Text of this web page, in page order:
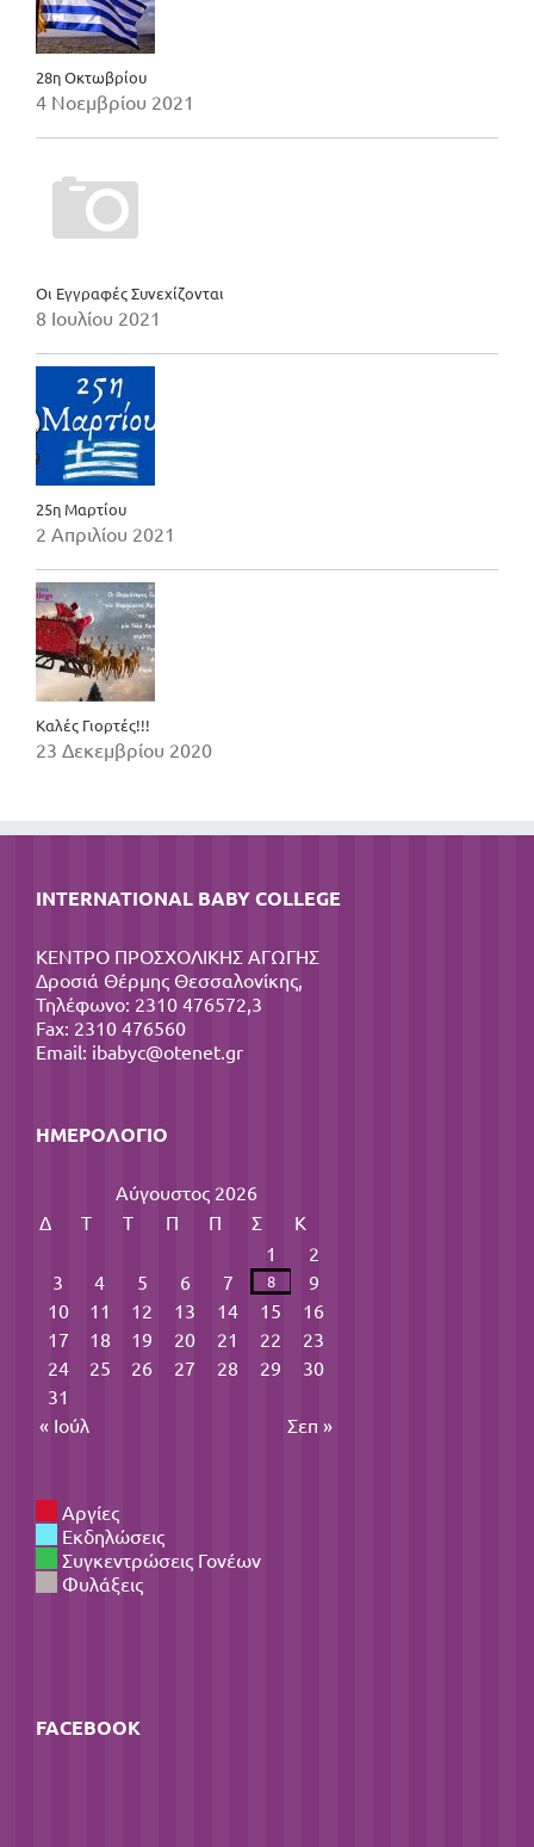
28η Οκτωβρίου
4 Νοεμβρίου 2021
Οι Εγγραφές Συνεχίζονται
8 Ιουλίου 2021
25η Μαρτίου
2 Απριλίου 2021
Καλές Γιορτές!!!
23 Δεκεμβρίου 2020
INTERNATIONAL BABY COLLEGE
ΚΕΝΤΡΟ ΠΡΟΣΧΟΛΙΚΗΣ ΑΓΩΓΗΣ
Δροσιά Θέρμης Θεσσαλονίκης,
Τηλέφωνο: 2310 476572,3
Fax: 2310 476560
Email: ibabyc@otenet.gr
ΗΜΕΡΟΛΌΓΙΟ
Αύγουστος 2026
Δ
Τ Τ Π Π Σ
Κ
1
2
3
4 5 6 7 8
9
10
11 12 13 14 15
16
17
18 19 20 21 22
23
24
25 26 27 28 29
30
31
« Ιούλ
Σεπ »
Αργίες
Εκδηλώσεις
Συγκεντρώσεις Γονέων
Φυλάξεις
FACEBOOK